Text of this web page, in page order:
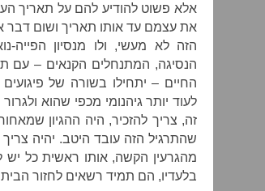
אלא פשוט להודיע להם על תאריך
את עצמם עד אותו תאריך ושום דבר
הזה לא מעשי, ולו מנסיון
הנסיגה, המתנחלים הקנאים – עם
החיים – יתחילו בשורה של
לעוד יותר גיהנומי מכפי שהוא
זה, צריך להזכיר, היה ההגיון
שהתרגיל הזה עובד היטב. יהיה
מהגרעין הקשה, אותו ראשית כל
בלעדיו, הם תמיד רשאים לחזור